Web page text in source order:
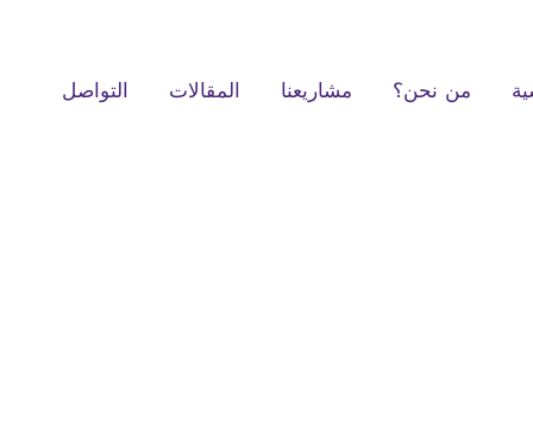
من نحن؟ مشاريعنا المقالات التواصل